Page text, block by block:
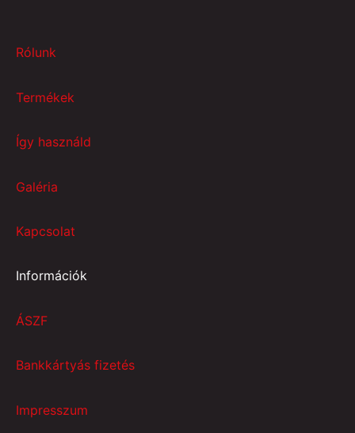
Rólunk
Termékek
Így használd
Galéria
Kapcsolat
Információk
ÁSZF
Bankkártyás fizetés
Impresszum